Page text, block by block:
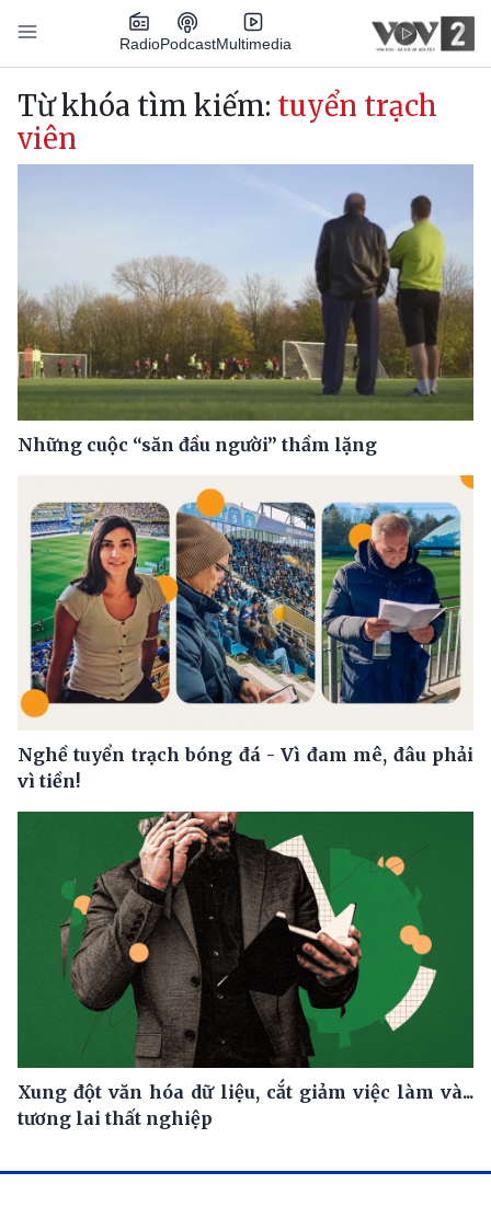
Nhảy đến nội dung
RadioPodcastMultimedia
Main navigation
Từ khóa tìm kiếm: tuyển trạch
viên
Những cuộc “săn đầu người” thầm lặng
Nghề tuyển trạch bóng đá - Vì đam mê, đâu phải
vì tiền!
Xung đột văn hóa dữ liệu, cắt giảm việc làm và...
tương lai thất nghiệp